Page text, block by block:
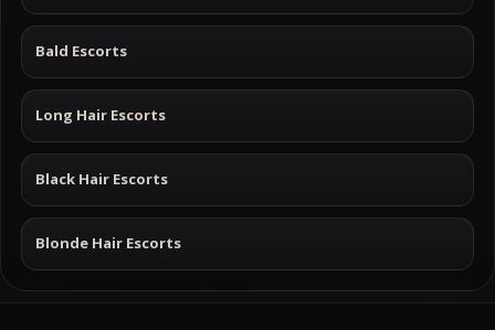
Bald Escorts
Long Hair Escorts
Black Hair Escorts
Blonde Hair Escorts